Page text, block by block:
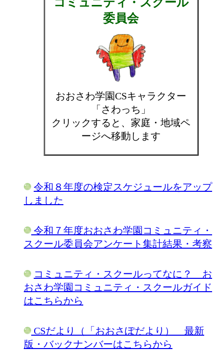
委員会
おおさわ学園CSキャラクター
「さわっち」
クリックすると、家庭・地域ペ
ージへ移動します
令和８年度の検定スケジュールをアップ
しました
令和７年度おおさわ学園コミュニティ・
スクール委員会アンケート集計結果・考察
コミュニティ・スクールってなに？ お
おさわ学園コミュニティ・スクールガイド
はこちらから
CSだより（「おおさぽだより） 最新
版・バックナンバーはこちらから